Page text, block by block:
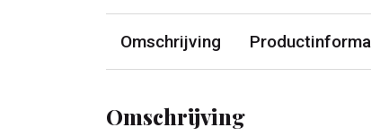
Omschrijving
Omschrijving